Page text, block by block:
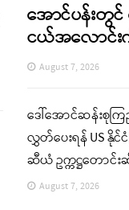
အောင်ပန်းတွ
ငယ်အလောင်
August 7, 2026
ဒေါ်အောင်ဆန်းစုကြ
လွှတ်ပေးရန် US နိုင်ငံ
ဆီယံ ဥက္ကဋ္ဌတောင်
August 7, 2026